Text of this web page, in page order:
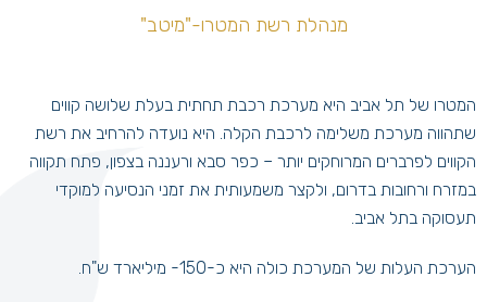
מנהלת רשת המטרו-"מיטב"
המטרו של תל אביב היא מערכת רכבת תחתית בעלת שלושה קווים
שתהווה מערכת משלימה לרכבת הקלה. היא נועדה להרחיב את רשת
הקווים לפרברים המרוחקים יותר – כפר סבא ורעננה בצפון, פתח תקווה
במזרח ורחובות בדרום, ולקצר משמעותית את זמני הנסיעה למוקדי
תעסוקה בתל אביב.
הערכת העלות של המערכת כולה היא כ-150- מיליארד ש"ח.